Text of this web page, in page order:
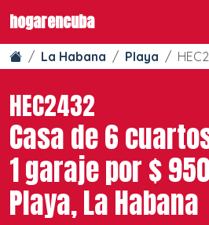
hogarencuba
La Habana Playa
HEC2432
Casa de 6
1 garaje por $
Playa, La Habana